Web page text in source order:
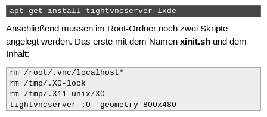
busybox umount -f /data/local/mnt/sys
busybox umount -f /data/local/mnt/dev/pts
busybox umount -f /data/local/mnt/proc
busybox umount -f /data/local/mnt/sdcard
##########################################
apt-get install tightvncserver lxde
Anschließend müssen im Root-Ordner noch zwei Skripte
angelegt werden. Das erste mit dem Namen xinit.shund dem
Inhalt:
rm /root/.vnc/localhost*
rm /tmp/.X0-lock
rm /tmp/.X11-unix/X0
tightvncserver :0 -geometry 800x480